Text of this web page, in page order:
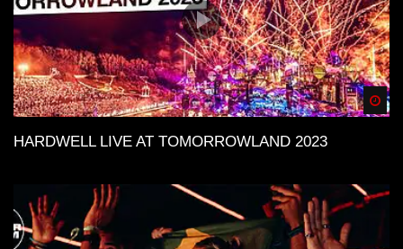
HARDWELL LIVE AT TOMORROWLAND 2023